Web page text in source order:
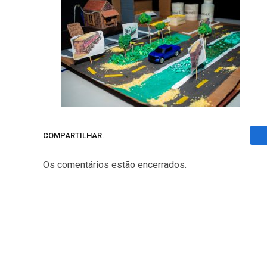
COMPARTILHAR.
Os comentários estão encerrados.